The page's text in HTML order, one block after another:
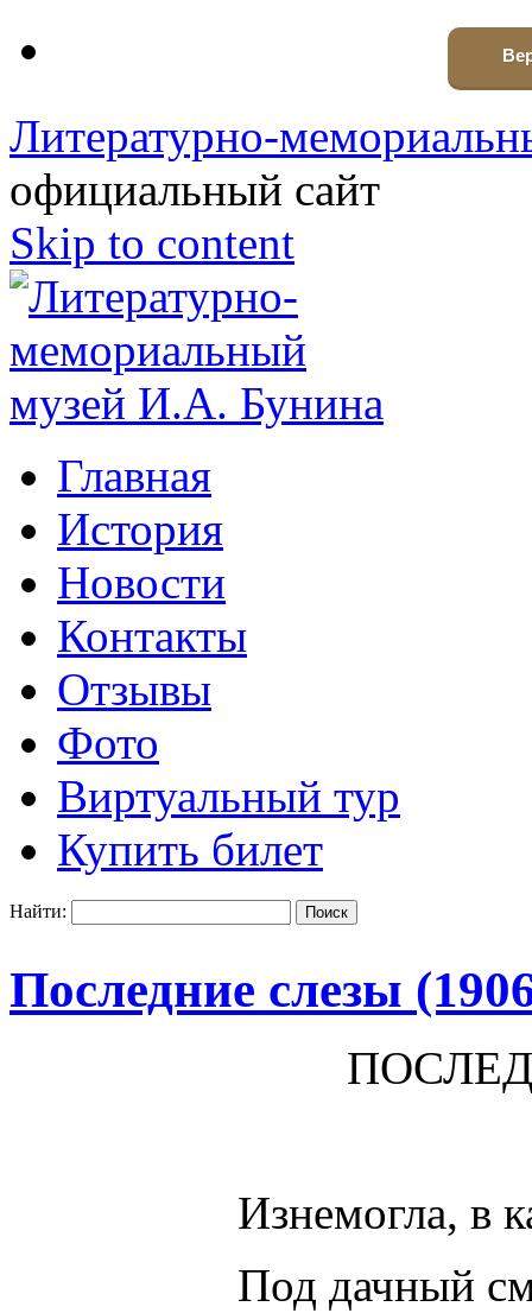
Литературно-
официальный сайт
Skip to content
Главная
История
Новости
Контакты
Отзывы
Фото
Виртуальный тур
Купить билет
Найти:
Последние слезы
Изнемогла, в
Под дачный